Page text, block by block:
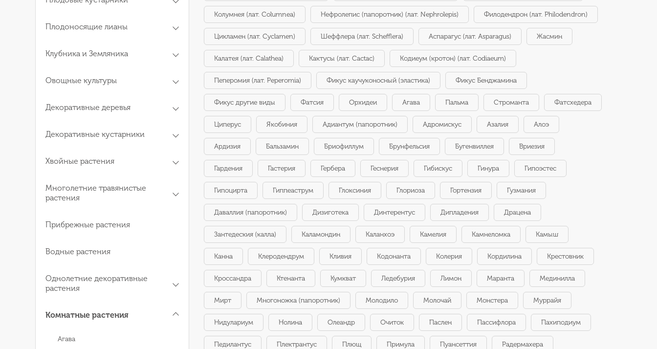
Плодоносящие лианы
Клубника и Земляника
Овощные культуры
Декоративные деревья
Декоративные кустарники
Хвойные растения
Многолетние травянистые
растения
Прибрежные растения
Водные растения
Однолетние декоративные
растения
Комнатные растения
Агава
Колумнея (лат. Columnea) Нефролепис (папоротник) (лат. Nephrolepis) Филодендрон (лат. Philodendron)
Цикламен (лат. Cyclamen) Шеффлера (лат. Schefflera) Аспарагус (лат. Asparagus) Жасмин
Калатея (лат. Calathea) Кактусы (лат. Cactac) Кодиеум (кротон) (лат. Codiaeum)
Пеперомия (лат. Peperomia) Фикус каучуконосный (эластика) Фикус Бенджамина
Фикус другие виды Фатсия Орхидеи Агава Пальма Строманта Фатсхедера
Циперус Якобиния Адиантум (папоротник) Адромискус Азалия Алоэ
Ардизия Бальзамин Бриофиллум Брунфельсия Бугенвиллея Вриезия
Гардения Гастерия Гербера Геснерия Гибискус Гинура Гипоэстес
Гипоцирта Гиппеаструм Глоксиния Глориоза Гортензия Гузмания
Даваллия (папоротник) Дизиготека Динтерентус Дипладения Драцена
Зантедеския (калла) Каламондин Каланхоэ Камелия Камнеломка Камыш
Канна Клеродендрум Кливия Кодонанта Колерия Кордилина Крестовник
Кроссандра Ктенанта Кумкват Ледебурия Лимон Маранта Мединилла
Мирт Многоножка (папоротник) Молодило Молочай Монстера Муррайя
Нидулариум Нолина Олеандр Очиток Паслен Пассифлора Пахиподиум
Педилантус Плектрантус Плющ Примула Пуансеттия Радермахера